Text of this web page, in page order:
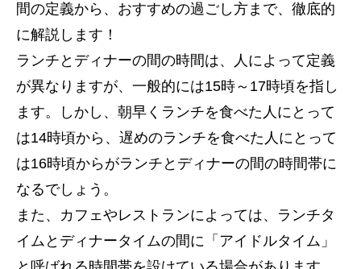
間の定義から、おすすめの過ごし方まで、徹底的
に解説します！
ランチとディナーの間の時間は、人によって定義
が異なりますが、一般的には15時～17時頃を指し
ます。しかし、朝早くランチを食べた人にとって
は14時頃から、遅めのランチを食べた人にとって
は16時頃からがランチとディナーの間の時間帯に
なるでしょう。
また、カフェやレストランによっては、ランチタ
イムとディナータイムの間に「アイドルタイム」